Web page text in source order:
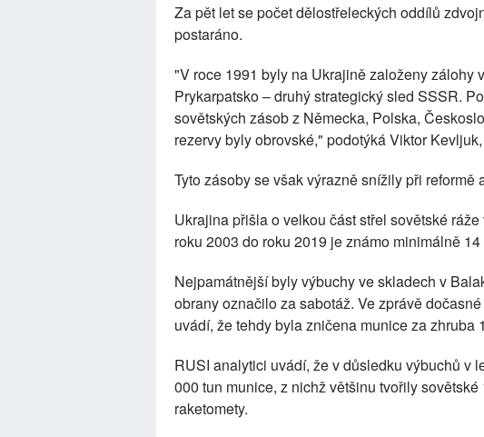
Za pět let se počet dělostřeleckých oddílů
postaráno.
"V roce 1991 byly na Ukrajině založeny zálohy
Prykarpatsko – druhý strategický sled SSSR.
sovětských zásob z Německa, Polska,
rezervy byly obrovské," podotýká Viktor
Tyto zásoby se však výrazně snížily při
Ukrajina přišla o velkou část střel sovětské
roku 2003 do roku 2019 je známo minimálně
Nejpamátnější byly výbuchy ve skladech v
obrany označilo za sabotáž. Ve zprávě
uvádí, že tehdy byla zničena munice za zhruba
RUSI analytici uvádí, že v důsledku výbuchů v
000 tun munice, z nichž většinu tvořily
raketomety.